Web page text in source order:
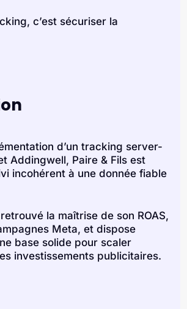
c’est sécuriser la
d’un tracking server-
Addingwell, Paire & Fils est
incohérent à une donnée fiable
la maîtrise de son ROAS,
Meta, et dispose
base solide pour scaler
investissements publicitaires.